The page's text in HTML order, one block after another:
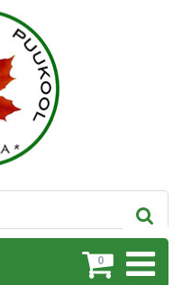
0